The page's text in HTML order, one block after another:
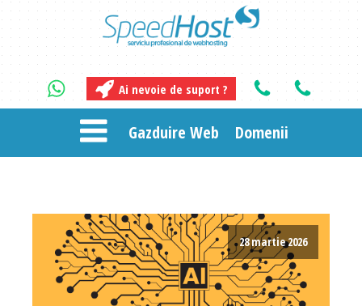
Ai nevoie de suport ?
Gazduire Web Domenii
28 martie 2026